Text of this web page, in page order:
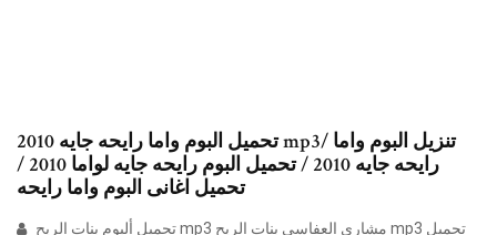
تحميل البوم واما رايحه جايه 2010 mp3/ تنزيل البوم واما
رايحه جايه 2010 / تحميل البوم رايحه جايه لواما 2010 /
تحميل اغانى البوم واما رايحه